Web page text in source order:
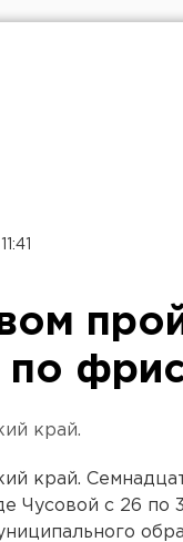
по
край.
край.
Чусовой с 26 по